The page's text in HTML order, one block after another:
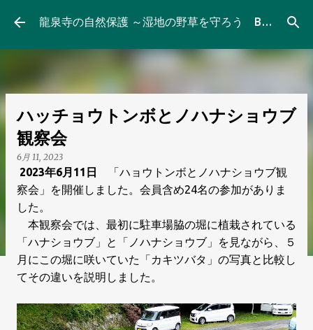
スキップしてメイン コンテンツに移動 龍泉寺の自然保護 ～湿地の野草を守ろう Blog
ハッチョウトンボとノハナショウブ
観察会
6月 11, 2023
2023年6月 11 日
「ハョウトンボとノハナショウブ観
察会」を開催しました。 会員含め24名の参加がありま
した。
本観察会では、最初に駐車場脇の堀に植栽されている
「ハナショウブ」と「ノハナショウブ」を見ながら、５
月にこの堀に咲いていた「カキツバタ」の写真と比較し
てその違いを説明しました。